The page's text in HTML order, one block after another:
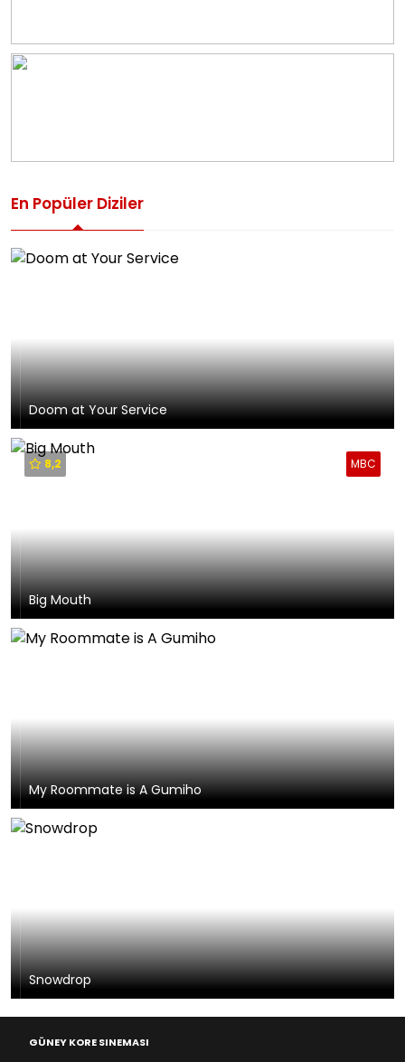
En Popüler Diziler
Doom at Your Service
MBC
8,2
Big Mouth
My Roommate is A Gumiho
Snowdrop
GÜNEY KORE SINEMASI